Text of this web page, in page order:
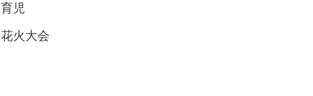
育児
花火大会